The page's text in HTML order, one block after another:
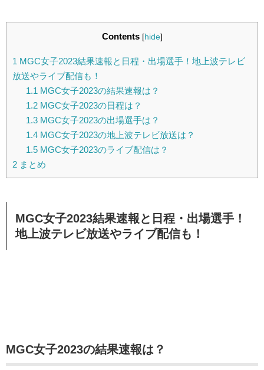
Contents [hide]
1 MGC女子2023結果速報と日程・出場選手！地上波テレビ
放送やライブ配信も！
1.1 MGC女子2023の結果速報は？
1.2MGC女子2023の日程は？
1.3MGC女子2023の出場選手は？
1.4MGC女子2023の地上波テレビ放送は？
1.5MGC女子2023のライブ配信は？
2 まとめ
MGC女子2023結果速報と日程・出場選手！
地上波テレビ放送やライブ配信も！
MGC女子2023の結果速報は ？